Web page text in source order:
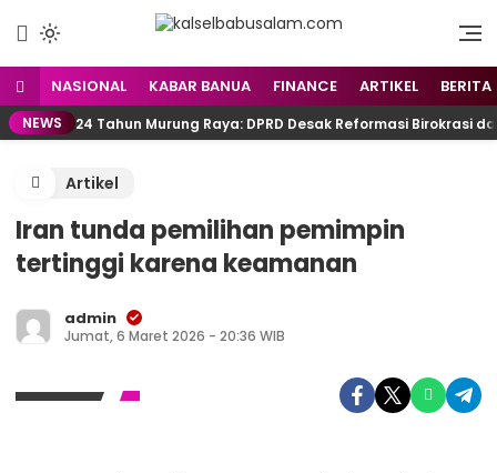
NASIONAL KABAR BANUA FINANCE ARTIKEL BERITA
NEWS 24 Tahun Murung Raya: DPRD Desak Reformasi Birokrasi
Artikel
Iran tunda pemilihan pemimpin
tertinggi karena keamanan
admin
Jumat, 6 Maret 2026 - 20:36 WIB